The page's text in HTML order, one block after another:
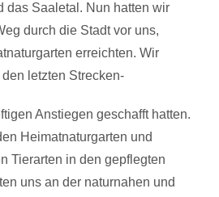
das Saaletal. Nun hatten wir
durch die Stadt vor uns,
erreichten. Wir
letzten Strecken-
Anstiegen geschafft hatten.
Heimatnaturgarten und
Tierarten in den gepflegten
uns an der naturnahen und